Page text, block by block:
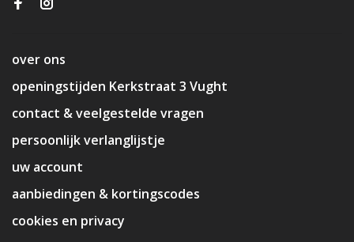
over ons
openingstijden Kerkstraat 3 Vught
contact & veelgestelde vragen
persoonlijk verlanglijstje
uw account
aanbiedingen & kortingscodes
cookies en privacy